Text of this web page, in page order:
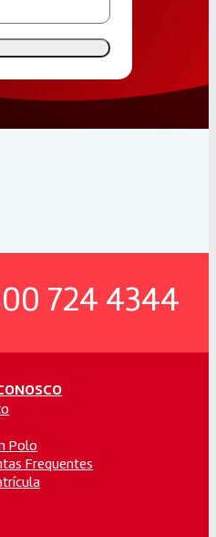
724 4344
Polo
Frequentes